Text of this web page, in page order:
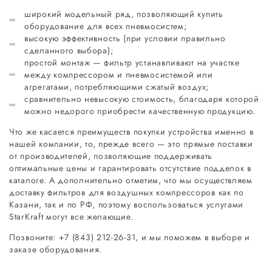
широкий модельный ряд, позволяющий купить
оборудование для всех пневмосистем;
высокую эффективность (при условии правильно
сделанного выбора);
простой монтаж — фильтр устанавливают на участке
между компрессором и пневмосистемой или
агрегатами, потребляющими сжатый воздух;
сравнительно невысокую стоимость, благодаря которой
можно недорого приобрести качественную продукцию.
Что же касается преимуществ покупки устройства именно в
нашей компании, то, прежде всего — это прямые поставки
от производителей, позволяющие поддерживать
оптимальные цены и гарантировать отсутствие подделок в
каталоге. А дополнительно отметим, что мы осуществляем
доставку фильтров для воздушных компрессоров как по
Казани, так и по РФ, поэтому воспользоваться услугами
StarKraft могут все желающие.
Позвоните: +7 (843) 212-26-31, и мы поможем в выборе и
заказе оборудования.